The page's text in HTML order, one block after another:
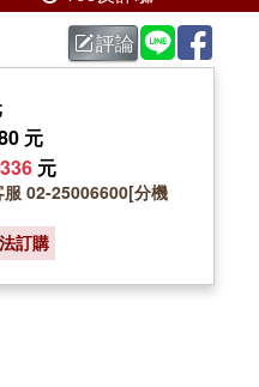
評論
元
元
02-25006600[分機
訂購